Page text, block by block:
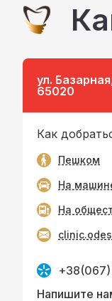
ул.
65020
Как
Пешком
На
На
Напишите